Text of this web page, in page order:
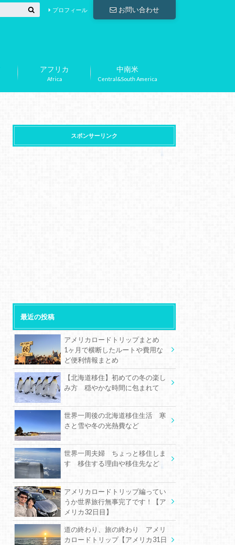
お問い合わせ
プロフィール
Africa
アフリカ
Central&South America
中南米
スポンサーリンク
最近の投稿
アメリカロードトリップまとめ
1ヶ月で横断したルートや費用な
ど便利情報まとめ
【北海道移住】初めての冬の楽し
み方 穏やかな時間に包まれて
世界一周後の北海道移住生活 寒
さと雪や冬の光熱費など
世界一周夫婦 ちょっと移住しま
す 移住する理由や移住先など
アメリカロードトリップ編ってい
うか世界旅行無事完了です！【ア
メリカ32日目】
道の終わり、旅の終わり アメリ
カロードトリップ【アメリカ31日